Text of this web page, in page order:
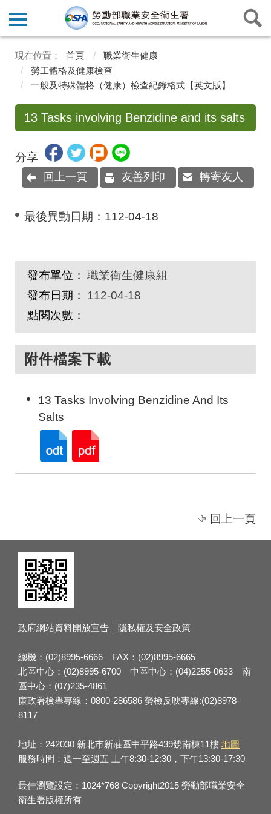
首頁
職業衛生健康
勞工體格及健康檢查
一般及特殊體格（健康）檢查紀錄格式【英文版】
13 Tasks involving Benzidine and its salts
分享
回上一頁 友善列印 轉寄友人
最後異動日期： 112-04-18
發布單位： 職業衛生健康組
發布日期：
112-04-18
點閱次數：
附件檔案下載
13 Tasks Involving Benzidine And Its
Salts
回上一頁
政府網站資料開放宣告 隱私權及安全政策
總機：(02)8995-6666 FAX：(02)8995-6665
北區中心：(02)8995-6700 中區中心：(04)2255-0633 南
區中心：(07)235-4861
廉政署檢舉專線：0800-286586 勞檢反映專線:(02)8978-
8117
地址：242030 新北市新莊區中平路439號南棟11樓 地圖
服務時間：週一至週五 上午8:30-12:30，下午13:30-17:30
最佳瀏覽設定：1024*768 Copyright2015 勞動部職業安全
衛生署版權所有